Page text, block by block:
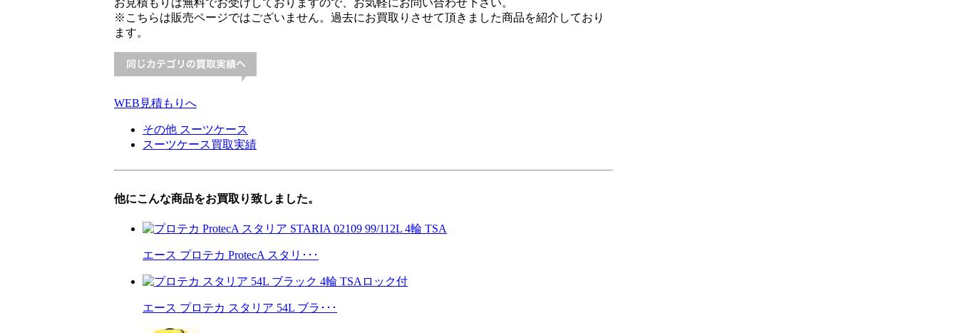
※こちらは販売ページではございません。過去にお買取りさせて頂きました商品を紹介しており
ます。
WEB見積もりへ
その他 スーツケース
スーツケース買取実績
他にこんな商品をお買取り致しました。
エース プロテカ ProtecA スタリ･･･
エース プロテカ スタリア 54L ブラ･･･